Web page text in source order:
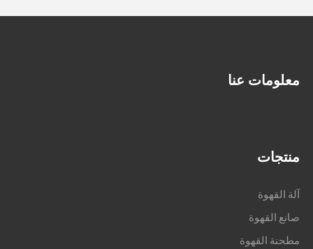
معلومات عنا
منتجات
آلة القهوة
صانع القهوة
مطحنة القهوة